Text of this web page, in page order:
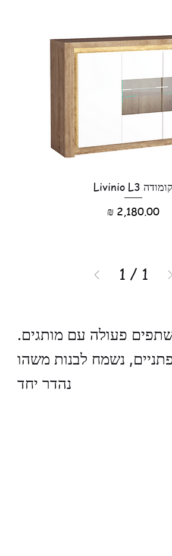
קומודה Livinio L3
מחיר
1
/
1
.אנו משתפים פעולה עם מותגים
נשמח לבנות משהו
נהדר יחד